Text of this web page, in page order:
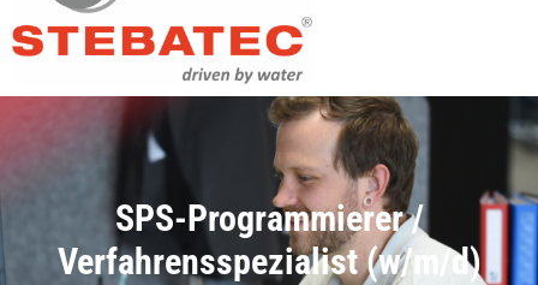
SPS-Programmierer /
Verfahrensspezialist (w/m/d)